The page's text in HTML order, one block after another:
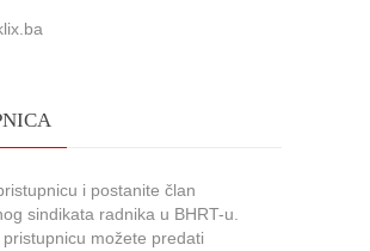
i postanite član
sindikata radnika u BHRT-u.
pristupnicu možete predati